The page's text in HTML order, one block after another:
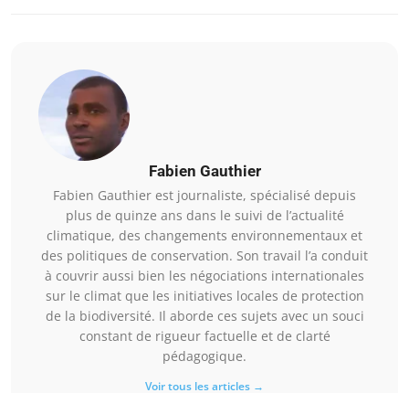
Fabien Gauthier
Fabien Gauthier est journaliste, spécialisé depuis
plus de quinze ans dans le suivi de l’actualité
climatique, des changements environnementaux et
des politiques de conservation. Son travail l’a conduit
à couvrir aussi bien les négociations internationales
sur le climat que les initiatives locales de protection
de la biodiversité. Il aborde ces sujets avec un souci
constant de rigueur factuelle et de clarté
pédagogique.
Voir tous les articles →